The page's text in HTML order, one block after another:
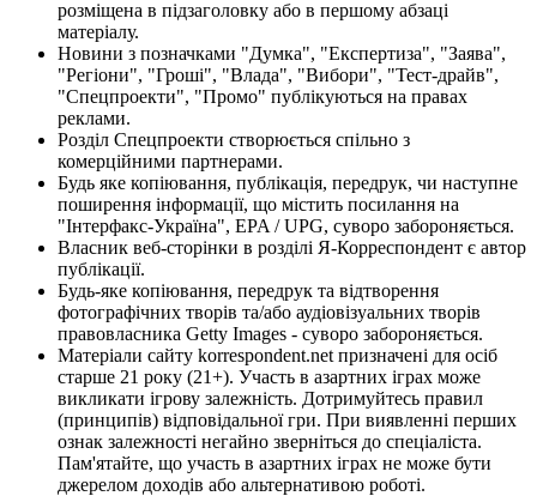
розміщена в підзаголовку або в першому абзаці
матеріалу.
Новини з позначками "Думка", "Експертиза", "Заява",
"Регіони", "Гроші", "Влада", "Вибори", "Тест-драйв",
"Спецпроекти", "Промо" публікуються на правах
реклами.
Розділ Спецпроекти створюється спільно з
комерційними партнерами.
Будь яке копіювання, публікація, передрук, чи наступне
поширення інформації, що містить посилання на
"Інтерфакс-Україна", EPA / UPG, суворо забороняється.
Власник веб-сторінки в розділі Я-Корреспондент є автор
публікації.
Будь-яке копіювання, передрук та відтворення
фотографічних творів та/або аудіовізуальних творів
правовласника Getty Images - суворо забороняється.
Матеріали сайту korrespondent.net призначені для осіб
старше 21 року (21+). Участь в азартних іграх може
викликати ігрову залежність. Дотримуйтесь правил
(принципів) відповідальної гри. При виявленні перших
ознак залежності негайно зверніться до спеціаліста.
Пам'ятайте, що участь в азартних іграх не може бути
джерелом доходів або альтернативою роботі.